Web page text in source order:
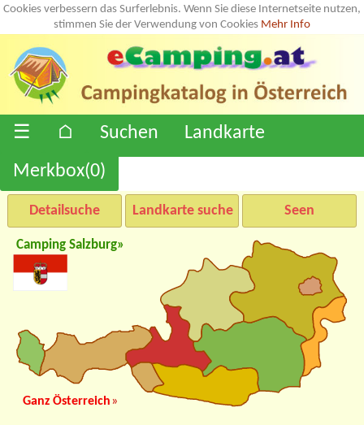
Cookies verbessern das Surferlebnis. Wenn Sie diese Internetseite nutzen,
stimmen Sie der Verwendung von Cookies Mehr Info
☰ ⌂ Suchen
Landkarte
Merkbox(0)
Detailsuche Landkarte suche Seen
Camping Salzburg»
Ganz Österreich»